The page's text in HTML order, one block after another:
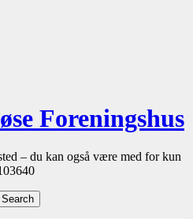
Foreningshus
– du kan også være med for kun